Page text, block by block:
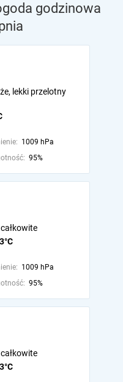
godzinowa
lekki przelotny
1009 hPa
95%
1009 hPa
95%